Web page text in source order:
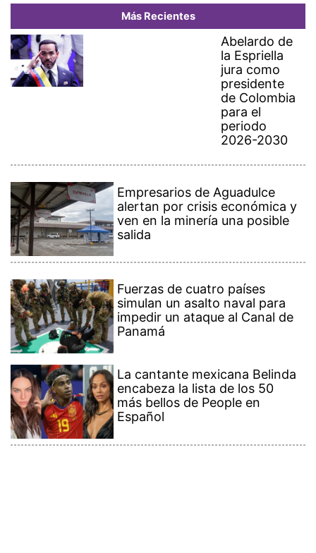
Más Recientes
Abelardo de
la Espriella
jura como
presidente
de Colombia
para el
periodo
2026-2030
Empresarios de Aguadulce
alertan por crisis económica y
ven en la minería una posible
salida
Fuerzas de cuatro países
simulan un asalto naval para
impedir un ataque al Canal de
Panamá
La cantante mexicana Belinda
encabeza la lista de los 50
más bellos de People en
Español